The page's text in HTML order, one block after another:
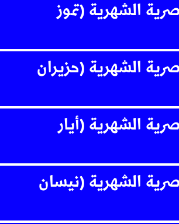
الشهرية (تموز
الشهرية (حزيران
الشهرية (أيار
الشهرية (نيسان